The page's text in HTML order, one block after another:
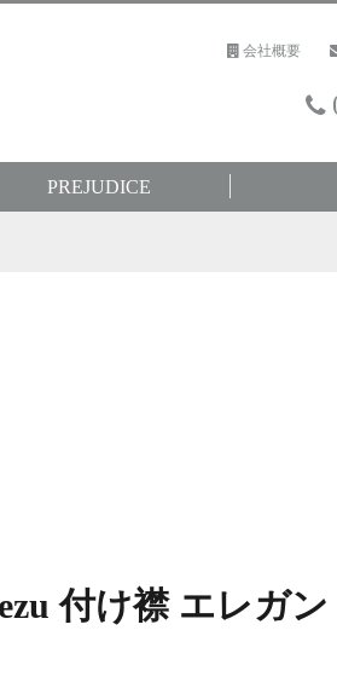
会社概要
PREJUDICE
付け襟 エレガ